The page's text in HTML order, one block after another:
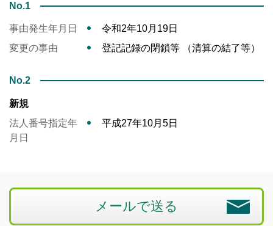
No.1
事由発生年月日
令和2年10月19日
変更の事由
登記記録の閉鎖等 （清算の結了等）
No.2
新規
法人番号指定年
月日
平成27年10月5日
メールで送る